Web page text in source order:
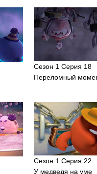
Сезон 1 Серия 18
Переломный
Сезон 1 Серия 22
У медведя на уме